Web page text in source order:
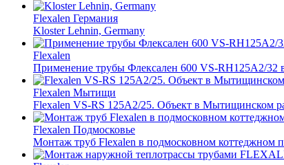
Flexalen Германия
Kloster Lehnin, Germany
Flexalen
Применение трубы Флексален 600 VS-RH125A2/32
Flexalen Мытищи
Flexalen VS-RS 125A2/25. Объект в Мытищинском
Flexalen Подмосковье
Монтаж труб Flexalen в подмосковном коттеджном